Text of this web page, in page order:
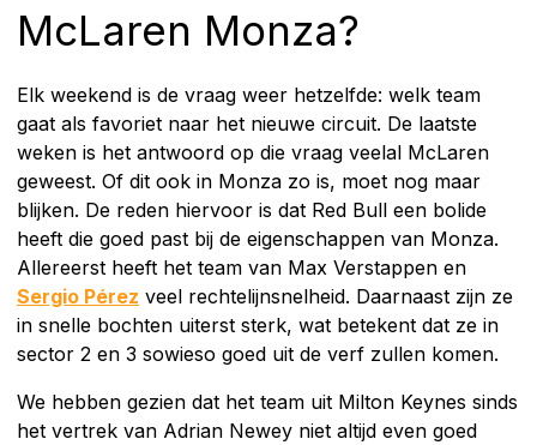
McLaren Monza?
Elk weekend is de vraag weer hetzelfde: welk team
gaat als favoriet naar het nieuwe circuit. De laatste
weken is het antwoord op die vraag veelal McLaren
geweest. Of dit ook in Monza zo is, moet nog maar
blijken. De reden hiervoor is dat Red Bull een bolide
heeft die goed past bij de eigenschappen van Monza.
Allereerst heeft het team van Max Verstappen en
Sergio Pérez veel rechtelijnsnelheid. Daarnaast zijn ze
in snelle bochten uiterst sterk, wat betekent dat ze in
sector 2 en 3 sowieso goed uit de verf zullen komen.
We hebben gezien dat het team uit Milton Keynes sinds
het vertrek van Adrian Newey niet altijd even goed